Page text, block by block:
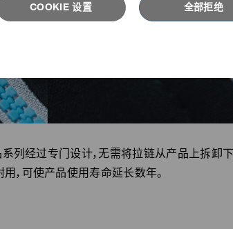
COOKIE 设置 全部拒绝
列经过专门设计，无需将拉链从产品上拆卸
，可使产品使用寿命延长数年。